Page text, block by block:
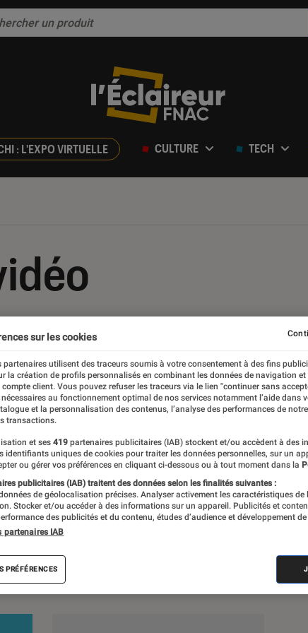
: L'EXPO VIRTUELLE CULTURE TECH
Drones
rien de l’actualité de la photo et de la
dossiers et sélections produits.
Dossiers
sur les cookies
partenaires utilisent des traceurs soumis à votre consentement à des fins
la création de profils personnalisés en combinant les données de navigation et
compte client. Vous pouvez refuser les traceurs via le lien "continuer sans
au fonctionnement optimal de nos services notamment l’aide dans
et la personnalisation des contenus, l’analyse des performances de
transactions.
et ses 419 partenaires publicitaires (IAB) stockent et/ou accèdent à des
identifiants uniques de cookies pour traiter les données personnelles, sur un
ou gérer vos préférences en cliquant ci-dessous ou à tout moment dans la
publicitaires (IAB) traitent des données selon les finalités suivantes :
de géolocalisation précises. Analyser activement les caractéristiques de
Stocker et/ou accéder à des informations sur un appareil. Publicités et
des publicités et du contenu, études d’audience et développement de
partenaires IAB
PRÉFÉRENCES